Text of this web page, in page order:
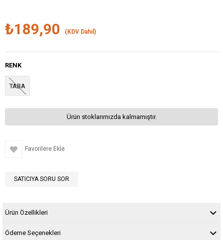
₺189,90 (KDV Dahil)
RENK
TABA
Ürün stoklarımızda kalmamıştır.
Favorilere Ekle
SATICIYA SORU SOR
Ürün Özellikleri
Ödeme Seçenekleri